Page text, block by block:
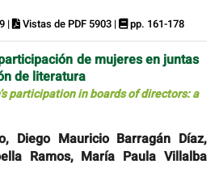
| Vistas de PDF 5903 | pp. 161-178
de mujeres en juntas
de literatura
participation in boards of directors: a
Diego Mauricio Barragán Díaz,
Ramos, María Paula Villalba